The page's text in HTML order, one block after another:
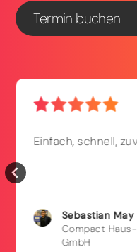
Termin buchen
Einfach, schnell,
Sebastian May
Compact
GmbH